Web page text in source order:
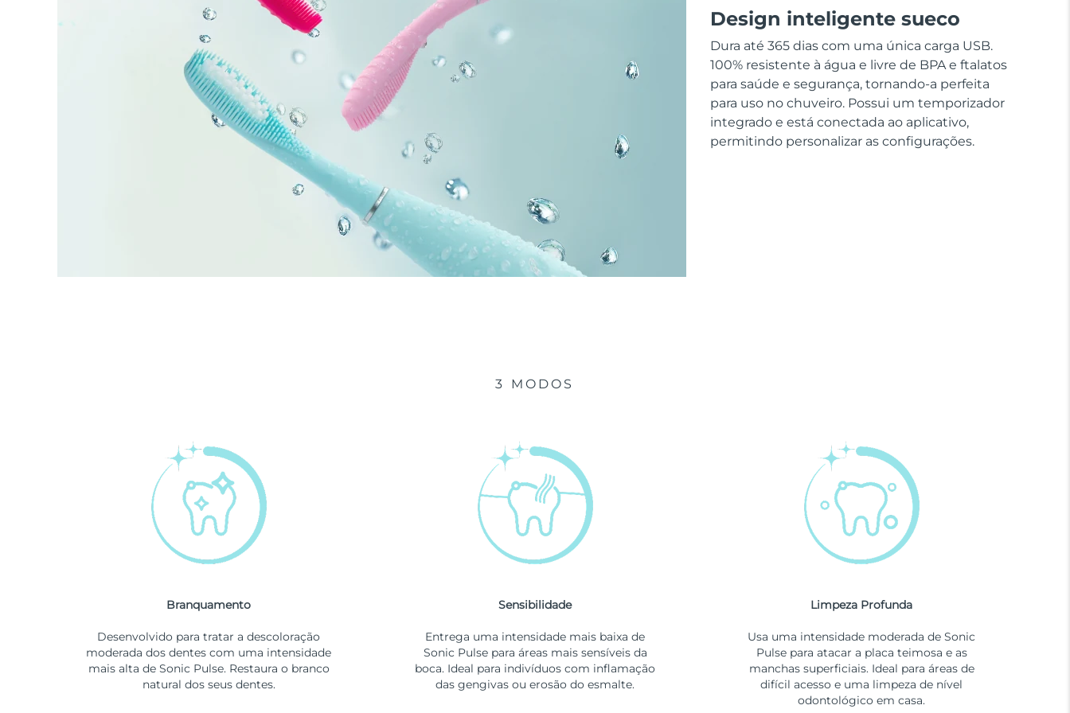
Design inteligente sueco
Dura até 365 dias com uma única carga USB.
100% resistente à água e livre de BPA e ftalatos
para saúde e segurança, tornando-a perfeita
para uso no chuveiro. Possui um temporizador
integrado e está conectada ao aplicativo,
permitindo personalizar as configurações.
3 MODOS
Branquamento
Desenvolvido para tratar a descoloração
moderada dos dentes com uma intensidade
mais alta de Sonic Pulse. Restaura o branco
natural dos seus dentes.
Sensibilidade
Entrega uma intensidade mais baixa de
Sonic Pulse para áreas mais sensíveis da
boca. Ideal para indivíduos com inflamação
das gengivas ou erosão do esmalte.
Limpeza Profunda
Usa uma intensidade moderada de Sonic
Pulse para atacar a placa teimosa e as
manchas superficiais. Ideal para áreas de
difícil acesso e uma limpeza de nível
odontológico em casa.